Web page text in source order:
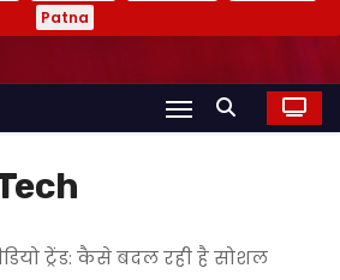
Patna
ट्रेंड: कैसे बदल रही है सोशल